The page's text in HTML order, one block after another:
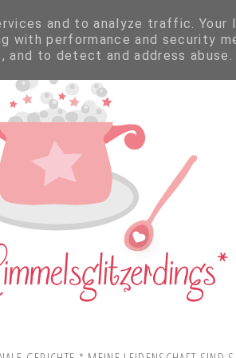
and to analyze traffic. Your
with performance and security
to detect and address abuse.